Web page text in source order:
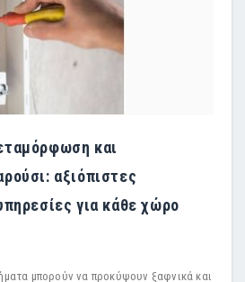
και
αξιόπιστες
για κάθε χώρο
μπορούν να προκύψουν ξαφνικά και